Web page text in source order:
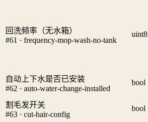
回洗频率（无水箱）
#61 · frequency-mop-wash-no-tank
uint8
自动上下水是否已安装
#62 · auto-water-change-installed
bool
割毛发开关
#63 · cut-hair-config
bool